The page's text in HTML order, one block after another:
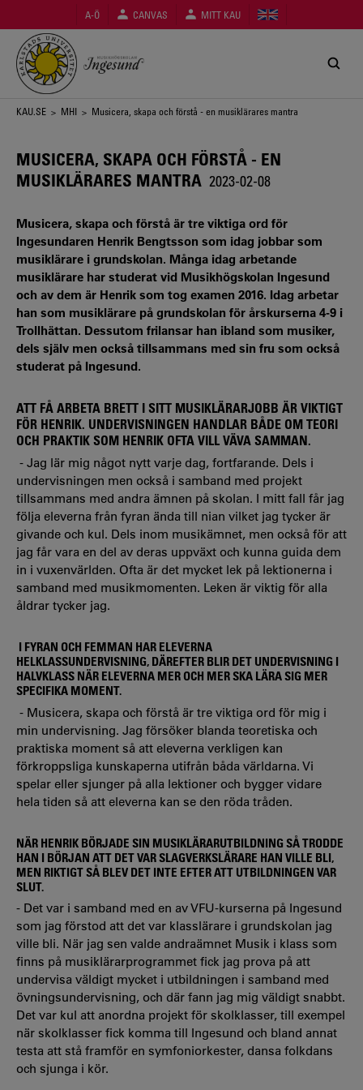
huvudinnehåll
A-Ö CANVAS MITT KAU
Länkstig
KAU.SE > MHI > Musicera, skapa och förstå - en musiklärares mantra
MUSICERA, SKAPA OCH FÖRSTÅ - EN
MUSIKLÄRARES MANTRA 2023-02-08
Musicera, skapa och förstå är tre viktiga ord för
Ingesundaren Henrik Bengtsson som idag jobbar som
musiklärare i grundskolan. Många idag arbetande
musiklärare har studerat vid Musikhögskolan Ingesund
och av dem är Henrik som tog examen 2016. Idag arbetar
han som musiklärare på grundskolan för årskurserna 4-9 i
Trollhättan. Dessutom frilansar han ibland som musiker,
dels själv men också tillsammans med sin fru som också
studerat på Ingesund.
ATT FÅ ARBETA BRETT I SITT MUSIKLÄRARJOBB ÄR VIKTIGT
FÖR HENRIK. UNDERVISNINGEN HANDLAR BÅDE OM TEORI
OCH PRAKTIK SOM HENRIK OFTA VILL VÄVA SAMMAN.
- Jag lär mig något nytt varje dag, fortfarande. Dels i
undervisningen men också i samband med projekt
tillsammans med andra ämnen på skolan. I mitt fall får jag
följa eleverna från fyran ända till nian vilket jag tycker är
givande och kul. Dels inom musikämnet, men också för att
jag får vara en del av deras uppväxt och kunna guida dem
in i vuxenvärlden. Ofta är det mycket lek på lektionerna i
samband med musikmomenten. Leken är viktig för alla
åldrar tycker jag.
I FYRAN OCH FEMMAN HAR ELEVERNA
HELKLASSUNDERVISNING, DÄREFTER BLIR DET UNDERVISNING I
HALVKLASS NÄR ELEVERNA MER OCH MER SKA LÄRA SIG MER
SPECIFIKA MOMENT.
- Musicera, skapa och förstå är tre viktiga ord för mig i
min undervisning. Jag försöker blanda teoretiska och
praktiska moment så att eleverna verkligen kan
förkroppsliga kunskaperna utifrån båda världarna. Vi
spelar eller sjunger på alla lektioner och bygger vidare
hela tiden så att eleverna kan se den röda tråden.
NÄR HENRIK BÖRJADE SIN MUSIKLÄRARUTBILDNING SÅ TRODDE
HAN I BÖRJAN ATT DET VAR SLAGVERKSLÄRARE HAN VILLE BLI,
MEN RIKTIGT SÅ BLEV DET INTE EFTER ATT UTBILDNINGEN VAR
SLUT.
- Det var i samband med en av VFU-kurserna på Ingesund
som jag förstod att det var klasslärare i grundskolan jag
ville bli. När jag sen valde andraämnet Musik i klass som
finns på musiklärarprogrammet fick jag prova på att
undervisa väldigt mycket i utbildningen i samband med
övningsundervisning, och där fann jag mig väldigt snabbt.
Det var kul att anordna projekt för skolklasser, till exempel
när skolklasser fick komma till Ingesund och bland annat
testa att stå framför en symfoniorkester, dansa folkdans
och sjunga i kör.